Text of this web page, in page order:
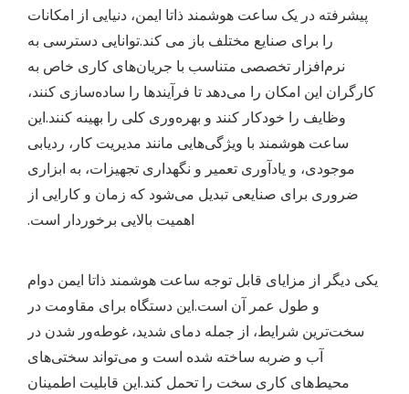
پیشرفته در یک ساعت هوشمند ذاتا ایمن، دنیایی از امکانات
را برای صنایع مختلف باز می کند.توانایی دسترسی به
نرم‌افزار تخصصی متناسب با جریان‌های کاری خاص به
کارگران این امکان را می‌دهد تا فرآیندها را ساده‌سازی کنند،
وظایف را خودکار کنند و بهره‌وری کلی را بهینه کنند.این
ساعت هوشمند با ویژگی‌هایی مانند مدیریت کار، ردیابی
موجودی، و یادآوری تعمیر و نگهداری تجهیزات، به ابزاری
ضروری برای صنایعی تبدیل می‌شود که زمان و کارایی از
اهمیت بالایی برخوردار است.
یکی دیگر از مزایای قابل توجه ساعت هوشمند ذاتا ایمن دوام
و طول عمر آن است.این دستگاه برای مقاومت در
سخت‌ترین شرایط، از جمله دمای شدید، غوطه‌ور شدن در
آب و ضربه ساخته شده است و می‌تواند سختی‌های
محیط‌های کاری سخت را تحمل کند.این قابلیت اطمینان